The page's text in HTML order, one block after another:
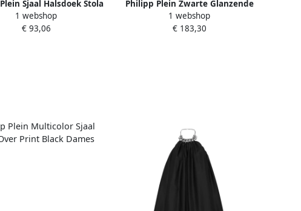
Sjaal Halsdoek Stola
logo Black
Dames
1 webshop
€ 93,06
Philipp Plein Zwarte Glanzende
Zonnebril Vpp145M Black
1 webshop
€ 183,30